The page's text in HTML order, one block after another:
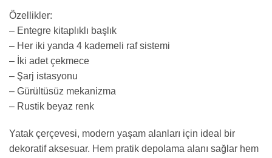
Özellikler:
– Entegre kitaplıklı başlık
– Her iki yanda 4 kademeli raf sistemi
– İki adet çekmece
– Şarj istasyonu
– Gürültüsüz mekanizma
– Rustik beyaz renk
Yatak çerçevesi, modern yaşam alanları için ideal bir
dekoratif aksesuar. Hem pratik depolama alanı sağlar hem